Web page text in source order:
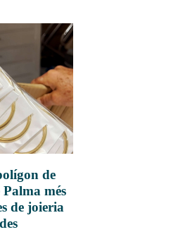
de
més
de joieria